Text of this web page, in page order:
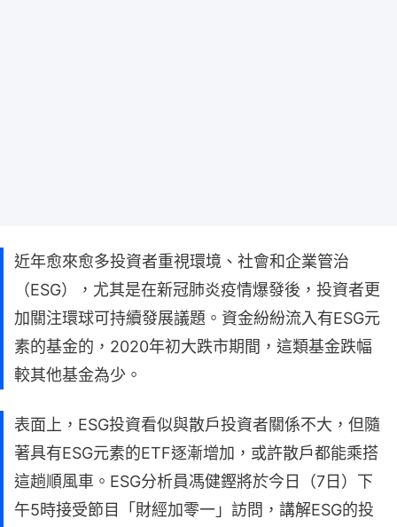
近年愈來愈多投資者重視環境、社會和企業管治
（ESG），尤其是在新冠肺炎疫情爆發後，投資者更
加關注環球可持續發展議題。資金紛紛流入有ESG元
素的基金的，2020年初大跌市期間，這類基金跌幅
較其他基金為少。
表面上，ESG投資看似與散戶投資者關係不大，但隨
著具有ESG元素的ETF逐漸增加，或許散戶都能乘搭
這趟順風車。ESG分析員馮健鏗將於今日（7日）下
午5時接受節目「財經加零一」訪問，講解ESG的投